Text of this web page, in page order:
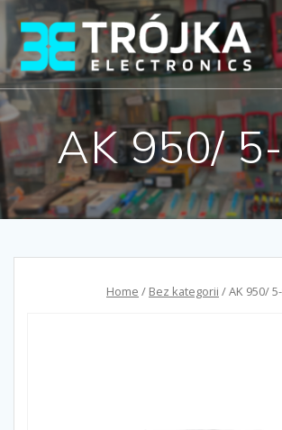
Przejdź
do
treści
AK 950/
Home / Bez kategorii / AK 950/